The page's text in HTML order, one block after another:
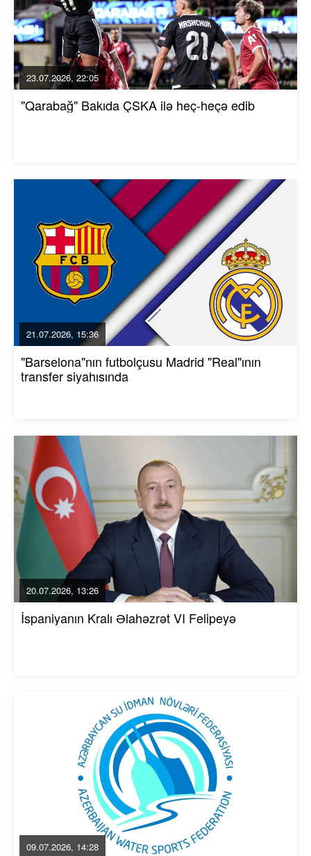
23.07.2026, 22:05
"Qarabağ" Bakıda ÇSKA ilə heç-heçə edib
21.07.2026, 15:36
"Barselona"nın futbolçusu Madrid "Real"ının
transfer siyahısında
20.07.2026, 13:26
İspaniyanın Kralı Əlahəzrət VI Felipeyə
09.07.2026, 14:28